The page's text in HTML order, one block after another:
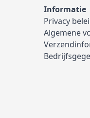
Informatie
Privacy
Algemene